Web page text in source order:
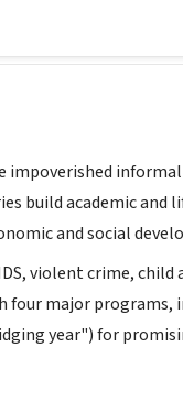
impoverished
build academic
and social
violent crime, child
major programs,
year") for